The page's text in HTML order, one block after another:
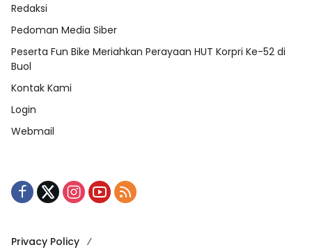
Redaksi
Pedoman Media Siber
Peserta Fun Bike Meriahkan Perayaan HUT Korpri Ke-52 di
Buol
Kontak Kami
Login
Webmail
Privacy Policy